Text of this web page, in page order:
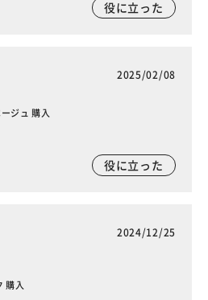
役に立った
2025/02/08
ジュ 購入
役に立った
2024/12/25
購入